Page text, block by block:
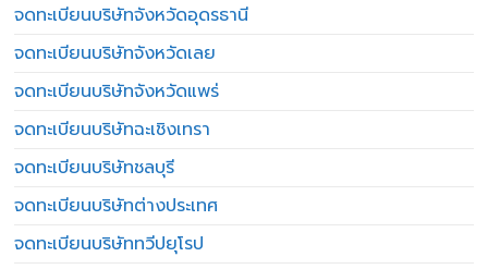
จดทะเบียนบริษัทจังหวัดอุดรธานี
จดทะเบียนบริษัทจังหวัดเลย
จดทะเบียนบริษัทจังหวัดแพร่
จดทะเบียนบริษัทฉะเชิงเทรา
จดทะเบียนบริษัทชลบุรี
จดทะเบียนบริษัทต่างประเทศ
จดทะเบียนบริษัททวีปยุโรป